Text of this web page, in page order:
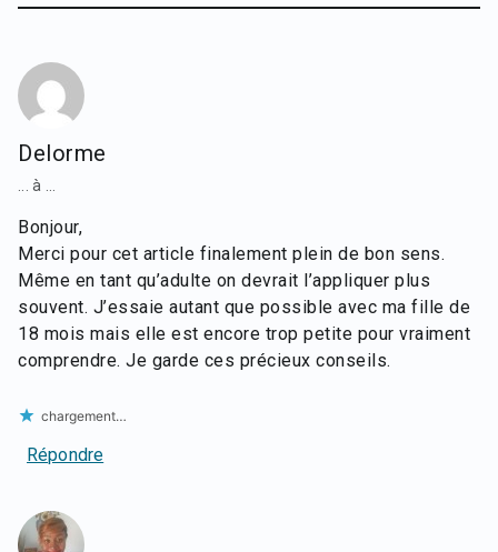
Delorme
... à ...
Bonjour,
Merci pour cet article finalement plein de bon sens.
Même en tant qu’adulte on devrait l’appliquer plus
souvent. J’essaie autant que possible avec ma fille de
18 mois mais elle est encore trop petite pour vraiment
comprendre. Je garde ces précieux conseils.
chargement…
Répondre